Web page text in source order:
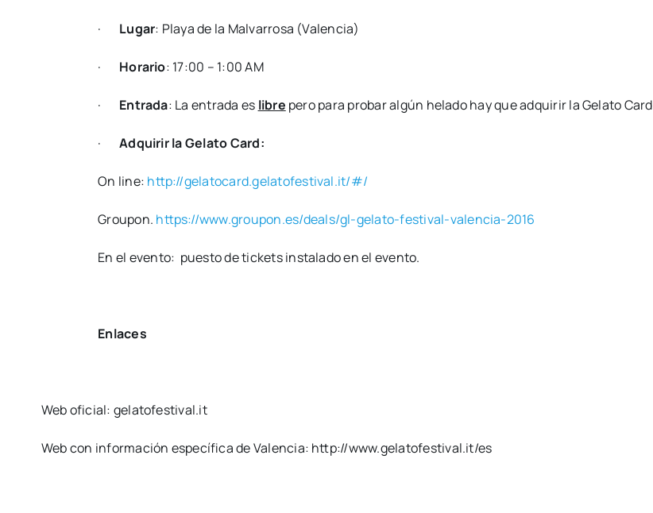
· Lugar: Pla­ya de la Mal­va­rro­sa (Valen­cia)
· Hora­rio: 17:00 – 1:00 AM
· Entra­da: La entra­da es libre pero para pro­bar algún hela­do hay que adqui­rir la Gela­to Card
·Adqui­rir la Gela­to Card:
On line: http://gelatocard.gelatofestival.it/#/
Grou­pon. https://www.groupon.es/deals/gl-gelato-festival-valencia-2016
En el even­to: pues­to de tic­kets ins­ta­la­do en el even­to.
Enla­ces
Web ofi­cial: gelatofestival.it
Web con infor­ma­ción espe­cí­fi­ca de Valen­cia: http://www.gelatofestival.it/es